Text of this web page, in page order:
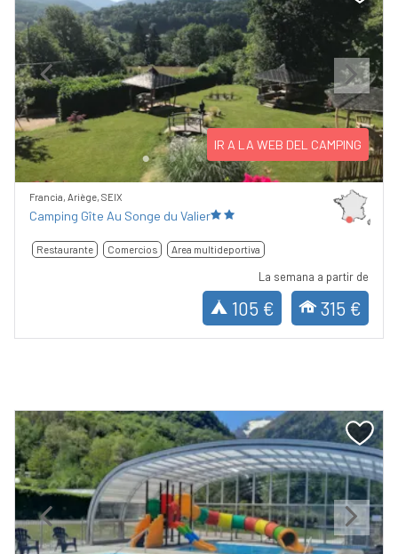
Previous Next
IR A LA WEB DEL CAMPING
Francia, Ariège, SEIX
Camping Gîte Au Songe du Valier
Restaurante Comercios Area multideportiva
La semana a partir de
105 € 315 €
Previous Next